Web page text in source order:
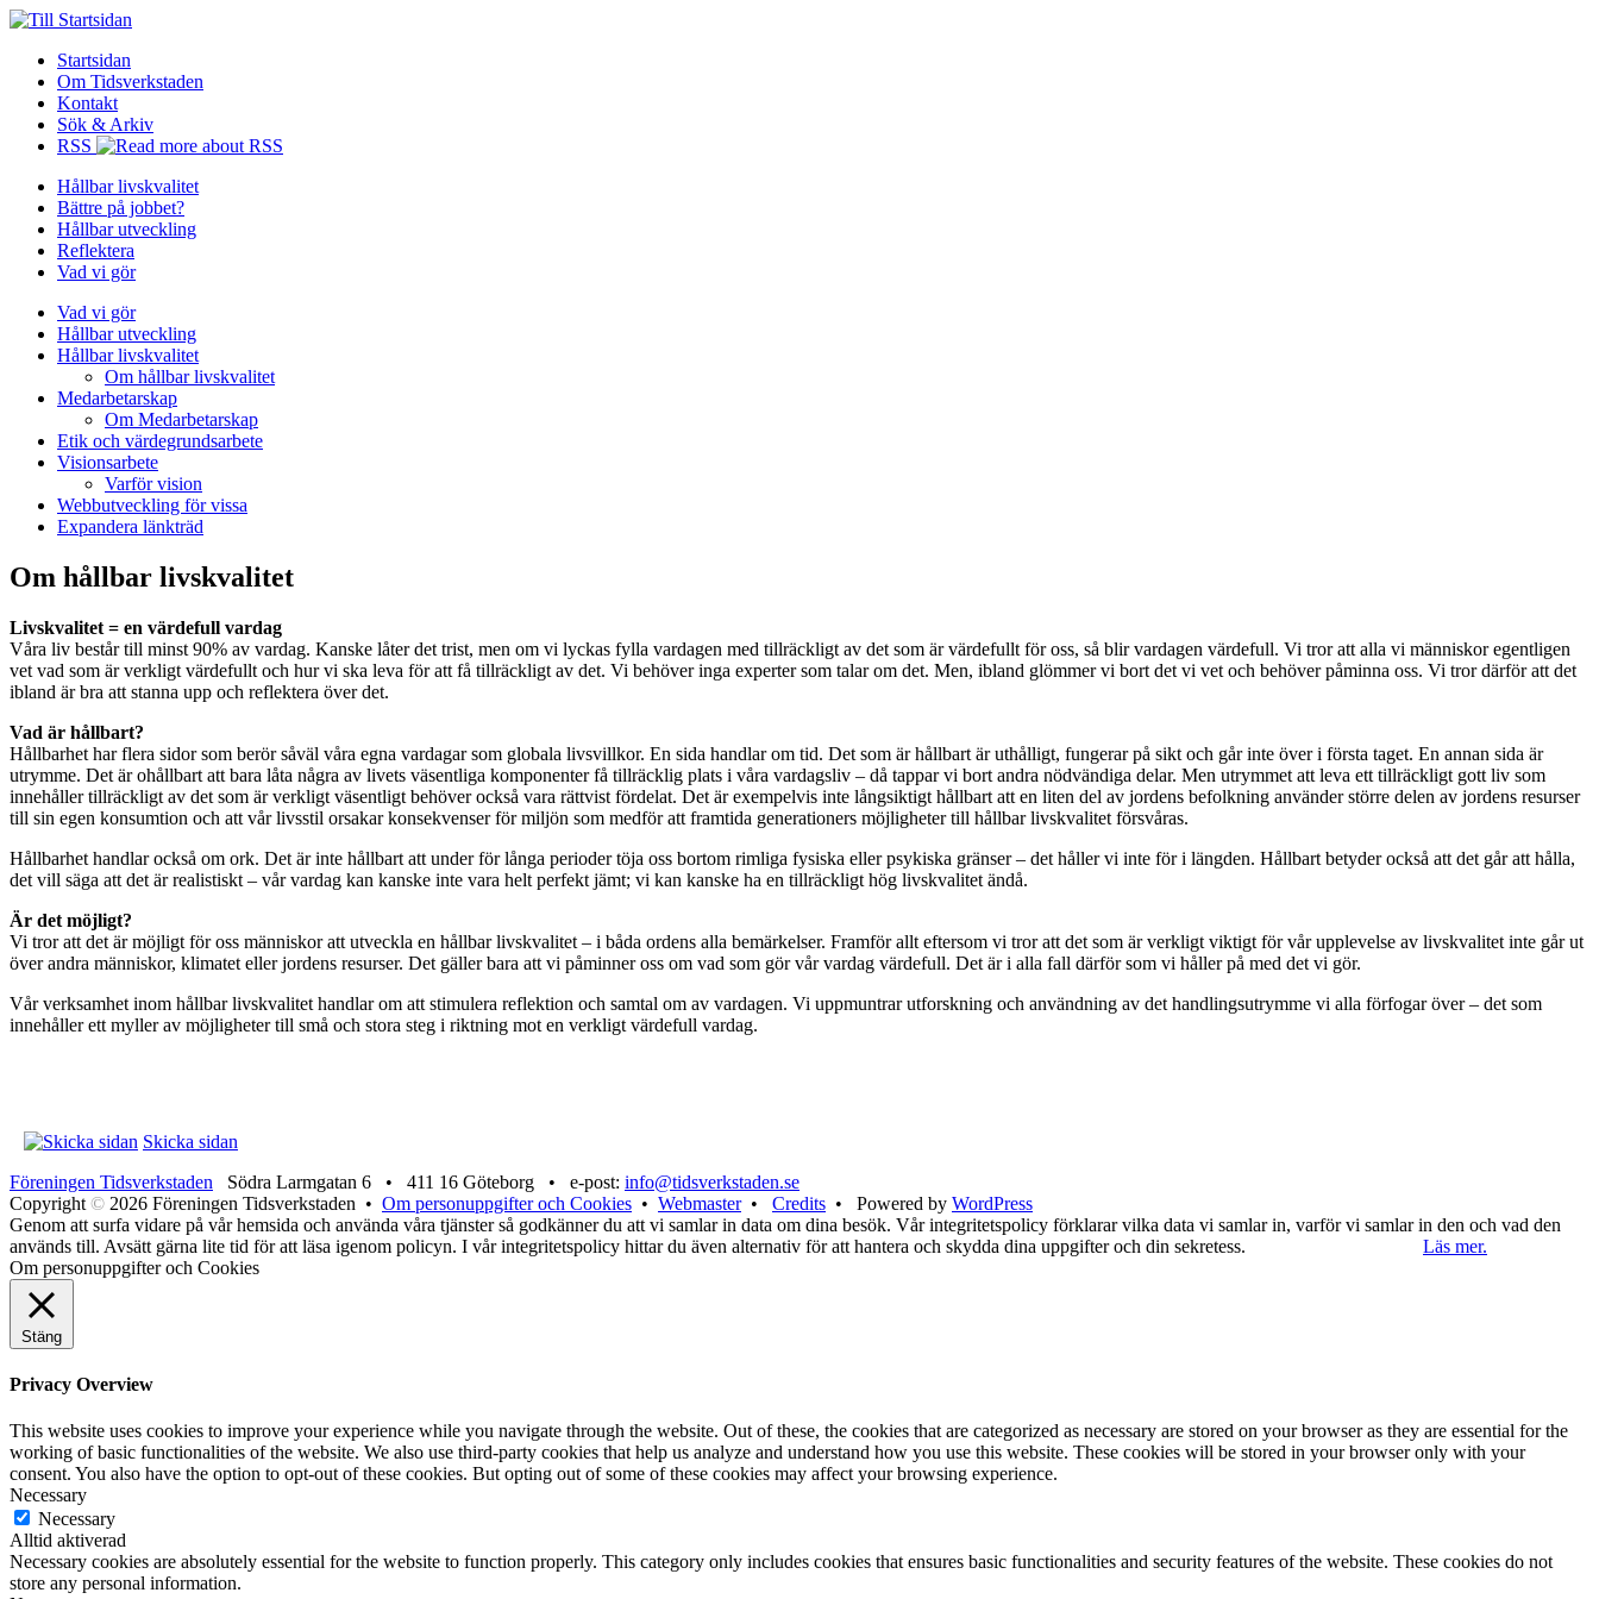
Startsidan
Om Tidsverkstaden
Kontakt
Sök & Arkiv
RSS
Hållbar livskvalitet
Bättre på jobbet?
Hållbar utveckling
Reflektera
Vad vi gör
Vad vi gör
Hållbar utveckling
Hållbar livskvalitet
Om hållbar livskvalitet
Medarbetarskap
Om Medarbetarskap
Etik och värdegrundsarbete
Visionsarbete
Varför vision
Webbutveckling för vissa
Expandera länkträd
Om hållbar livskvalitet
Livskvalitet = en värdefull vardag
Våra liv består till minst 90% av vardag. Kanske låter det trist, men om vi lyckas fylla vardagen med tillräckligt av det som är värdefullt för oss, så blir vardagen värdefull. Vi tror att alla vi människor egentligen
vet vad som är verkligt värdefullt och hur vi ska leva för att få tillräckligt av det. Vi behöver inga experter som talar om det. Men, ibland glömmer vi bort det vi vet och behöver påminna oss. Vi tror därför att det
ibland är bra att stanna upp och reflektera över det.
Vad är hållbart?
Hållbarhet har flera sidor som berör såväl våra egna vardagar som globala livsvillkor. En sida handlar om tid. Det som är hållbart är uthålligt, fungerar på sikt och går inte över i första taget. En annan sida är
utrymme. Det är ohållbart att bara låta några av livets väsentliga komponenter få tillräcklig plats i våra vardagsliv – då tappar vi bort andra nödvändiga delar. Men utrymmet att leva ett tillräckligt gott liv som
innehåller tillräckligt av det som är verkligt väsentligt behöver också vara rättvist fördelat. Det är exempelvis inte långsiktigt hållbart att en liten del av jordens befolkning använder större delen av jordens resurser
till sin egen konsumtion och att vår livsstil orsakar konsekvenser för miljön som medför att framtida generationers möjligheter till hållbar livskvalitet försvåras.
Hållbarhet handlar också om ork. Det är inte hållbart att under för långa perioder töja oss bortom rimliga fysiska eller psykiska gränser – det håller vi inte för i längden. Hållbart betyder också att det går att hålla,
det vill säga att det är realistiskt – vår vardag kan kanske inte vara helt perfekt jämt; vi kan kanske ha en tillräckligt hög livskvalitet ändå.
Är det möjligt?
Vi tror att det är möjligt för oss människor att utveckla en hållbar livskvalitet – i båda ordens alla bemärkelser. Framför allt eftersom vi tror att det som är verkligt viktigt för vår upplevelse av livskvalitet inte går ut
över andra människor, klimatet eller jordens resurser. Det gäller bara att vi påminner oss om vad som gör vår vardag värdefull. Det är i alla fall därför som vi håller på med det vi gör.
Vår verksamhet inom hållbar livskvalitet handlar om att stimulera reflektion och samtal om av vardagen. Vi uppmuntrar utforskning och användning av det handlingsutrymme vi alla förfogar över – det som
innehåller ett myller av möjligheter till små och stora steg i riktning mot en verkligt värdefull vardag.
Skicka sidan
Föreningen Tidsverkstaden Södra Larmgatan 6 • 411 16 Göteborg • e-post: info@tidsverkstaden.se
Copyright © 2026 Föreningen Tidsverkstaden • Om personuppgifter och Cookies • Webmaster• Credits • Powered by WordPress
Genom att surfa vidare på vår hemsida och använda våra tjänster så godkänner du att vi samlar in data om dina besök. Vår integritetspolicy förklarar vilka data vi samlar in, varför vi samlar in den och vad den
används till. Avsätt gärna lite tid för att läsa igenom policyn. I vår integritetspolicy hittar du även alternativ för att hantera och skydda dina uppgifter och din sekretess.
Läs mer.
Om personuppgifter och Cookies
Stäng
Privacy Overview
This website uses cookies to improve your experience while you navigate through the website. Out of these, the cookies that are categorized as necessary are stored on your browser as they are essential for the
working of basic functionalities of the website. We also use third-party cookies that help us analyze and understand how you use this website. These cookies will be stored in your browser only with your
consent. You also have the option to opt-out of these cookies. But opting out of some of these cookies may affect your browsing experience.
Necessary
Necessary
Alltid aktiverad
Necessary cookies are absolutely essential for the website to function properly. This category only includes cookies that ensures basic functionalities and security features of the website. These cookies do not
store any personal information.